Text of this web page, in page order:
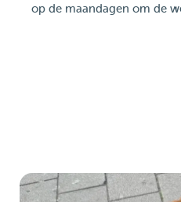
op de maandagen om de